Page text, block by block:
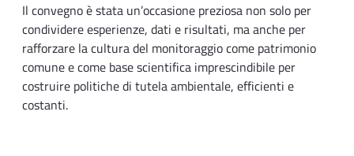
Il convegno è stata un’occasione preziosa non solo per
condividere esperienze, dati e risultati, ma anche per
rafforzare la cultura del monitoraggio come patrimonio
comune e come base scientifica imprescindibile per
costruire politiche di tutela ambientale, efficienti e
costanti.